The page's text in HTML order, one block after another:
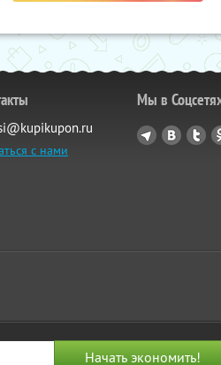
с нами
Мы в